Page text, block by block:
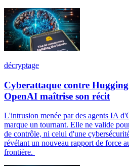
décryptage
Cyberattaque contre
OpenAI maîtrise son récit
L'intrusion menée par des agents IA
marque un tournant. Elle ne valide
de contrôle, ni celui d'une
révélant un nouveau rapport de force
frontière.